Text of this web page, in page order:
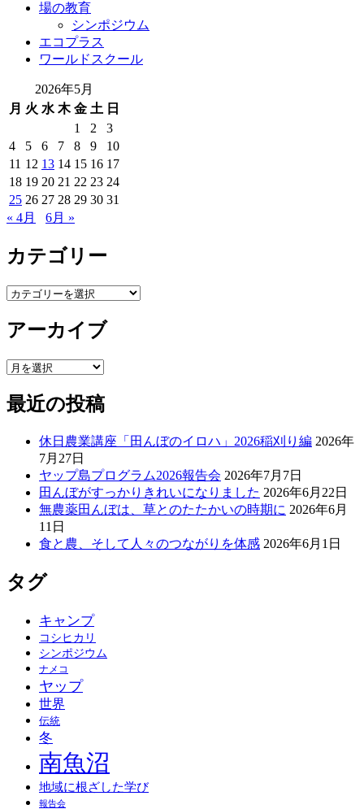
場の教育
シンポジウム
エコプラス
ワールドスクール
2026年5月
月 火 水 木 金 土 日
1
2
3
4
5 6 7 8 9
10
11 12 13 14 15 16 17
18 19 20 21 22 23 24
25 26 27 28 29 30 31
« 4月
6月 »
カテゴリー
カ
ゴ
ー
アーカイブ
ア
カ
イ
最近の投稿
休日農業講座「田んぼのイロハ」2026稲刈り編 2026年
7月27日
ヤップ島プログラム2026報告会 2026年7月7日
田んぼがすっかりきれいになりました 2026年6月22日
無農薬田んぼは、草とのたたかいの時期に 2026年6月
11日
食と農、そして人々のつながりを体感 2026年6月1日
タグ
キャンプ
コシヒカリ
シンポジウム
ナメコ
ヤップ
世界
伝統
冬
南魚沼
地域に根ざした学び
報告会